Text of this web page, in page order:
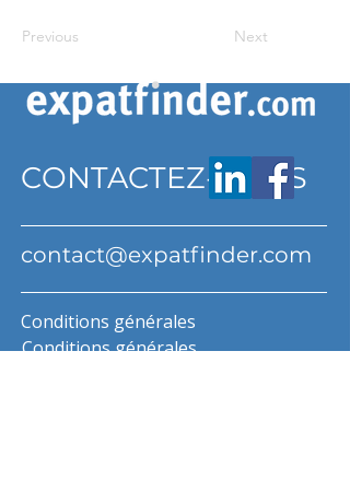
Previous Next
CONTACTEZ-NOUS
contact@expatfinder.com
Conditions générales
Conditions générales